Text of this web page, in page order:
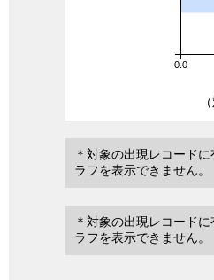
0.0
＊対象の出現レコード
ラフを表示できません。
＊対象の出現レコード
ラフを表示できません。